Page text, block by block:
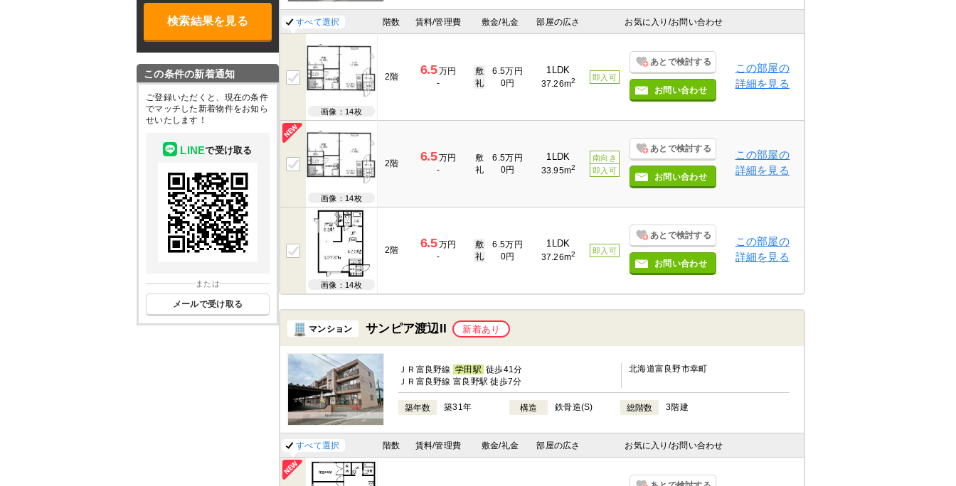
検索結果を見る
この条件の新着通知
ご登録いただくと、現在の条件
でマッチした新着物件をお知ら
せいたします！
LINEで受け取る
または
メールで受け取る
すべて選択 階数 賃料/管理費 敷金/礼金 部屋の広さ お気に入り /お問い合わせ
画像：14枚
2階 6.5万円
-
敷
6.5万円
礼
0円
1LDK
37.26m2 即入可
あとで検討する
お問い合わせ
この部屋の
詳細を見る
画像：14枚
2階 6.5万円
-
敷
6.5万円
礼
0円
1LDK
33.95m2
南向き
即入可
あとで検討する
お問い合わせ
この部屋の
詳細を見る
画像：14枚
2階 6.5万円
-
敷
6.5万円
礼
0円
1LDK
37.26m2 即入可
あとで検討する
お問い合わせ
この部屋の
詳細を見る
マンション サンピア渡辺II 新着あり
ＪＲ富良野線 学田駅 徒歩41分
ＪＲ富良野線 富良野駅 徒歩7分
北海道富良野市幸町
築年数 築31年 構造 鉄骨造(S) 総階数 3階建
すべて選択 階数 賃料/管理費 敷金/礼金 部屋の広さ お気に入り /お問い合わせ